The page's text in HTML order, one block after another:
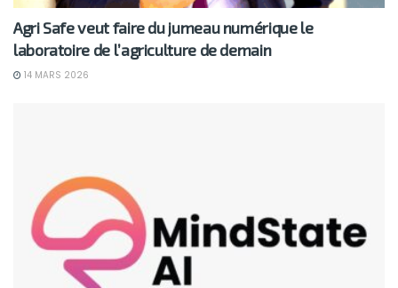
Agri Safe veut faire du jumeau numérique le
laboratoire de l’agriculture de demain
14 MARS 2026